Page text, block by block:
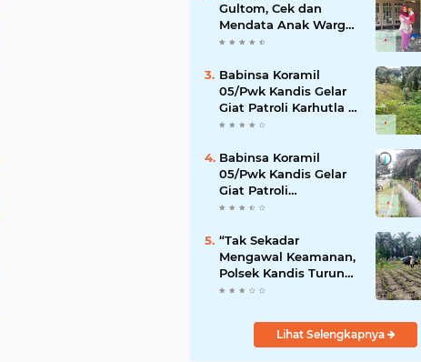
Gultom, Cek dan
Mendata Anak Warga
Yang Stunting
Babinsa Koramil
05/Pwk Kandis Gelar
Giat Patroli Karhutla di
Wilayah Kelurahan
Babinsa Koramil
05/Pwk Kandis Gelar
Giat Patroli
Pengamanan Line
Kandis Kandis
“Tak Sekadar
Mengawal Keamanan,
Polsek Kandis Turun
ke Lahan Jagung
Pangan
Lihat Selengkapnya